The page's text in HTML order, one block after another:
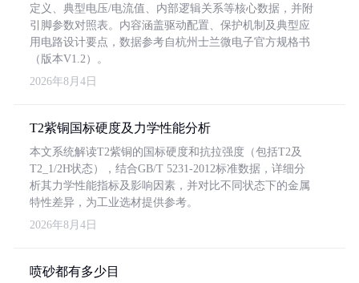
定义、典型电压/电流值、内部逻辑关系等核心数据，并附
引脚参数对照表。内容涵盖驱动配置、保护机制及典型应
用电路设计要点，数据参考自杭州士兰微电子官方规格书
（版本V1.2）。
2026年8月4日
T2紫铜国标硬度及力学性能分析
本文系统解读T2紫铜的国标硬度和抗拉强度（包括T2及
T2_1/2H状态），结合GB/T 5231-2012标准数据，详细分
析其力学性能指标及影响因素，并对比不同状态下的金属
特性差异，为工业选材提供参考。
2026年8月4日
喷砂都有多少目